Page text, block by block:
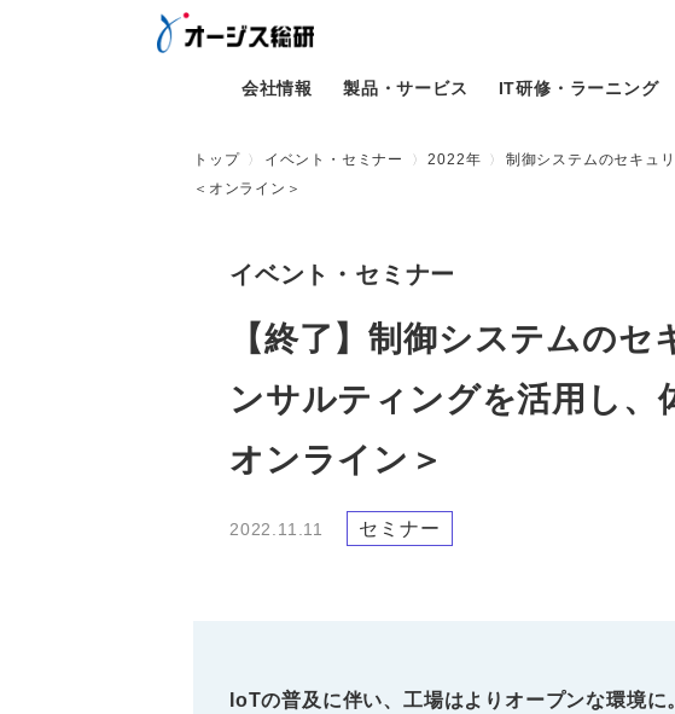
会社情報 製品・サービス IT研修・ラーニング
トップ イベント・セミナー 2022年
制御システムのセキュ
＜オンライン＞
イベント・セミナー
【終了】制御システムの
ンサルティングを活用し、
オンライン＞
2022.11.11 セミナー
IoTの普及に伴い、工場はよりオープンな環境